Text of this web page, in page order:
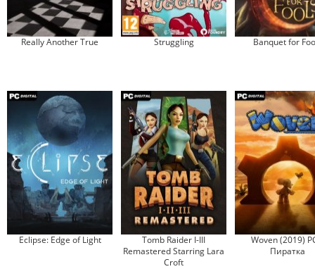
Really Another True Struggling Banquet for
Eclipse: Edge of Light
Tomb Raider I-III
Remastered Starring Lara
Croft
Woven (2019)
Пиратка